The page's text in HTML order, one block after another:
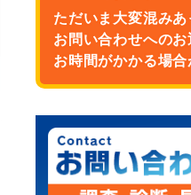
ただいま大変混みあ
お問い合わせへのお
お時間がかかる場